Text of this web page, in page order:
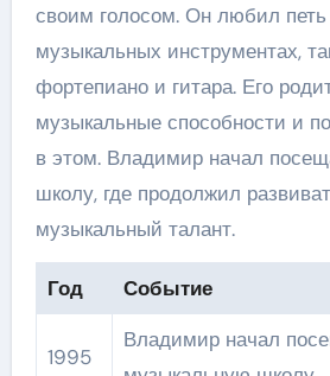
своим голосом. Он любил петь
музыкальных инструментах,
фортепиано и гитара. Его
музыкальные способности и
в этом. Владимир начал
школу, где продолжил
музыкальный талант.
Год Событие
1995
Владимир начал